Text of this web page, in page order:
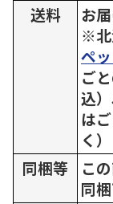
送料
お
※北
ペ
ご
込
は
く）
同梱等
こ
同梱